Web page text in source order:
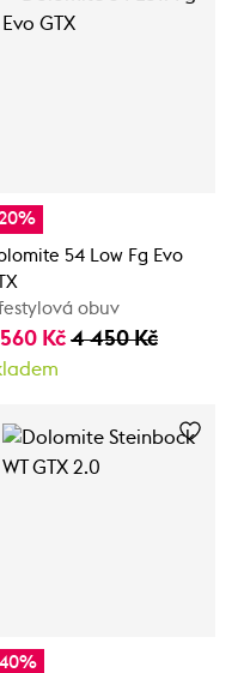
54 Low Fg Evo
obuv
Kč 4 450 Kč